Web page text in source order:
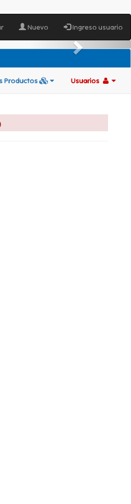
Nuevo Ingreso usuario
Productos Usuarios